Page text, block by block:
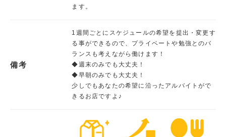
ます。
備考
1週間ごとにスケジュールの希望を提出・変更す
る事ができるので、プライベートや勉強とのバ
ランスも考えながら働けます！
◆週末のみでも大丈夫！
◆早朝のみでも大丈夫！
少しでもあなたの希望に沿ったアルバイトがで
きるお店ですよ♪